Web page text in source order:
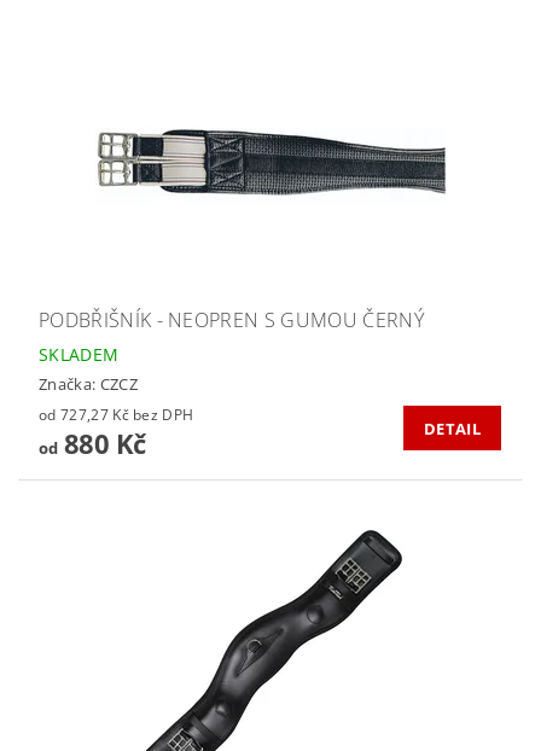
PODBŘIŠNÍK - NEOPREN S GUMOU ČERNÝ
SKLADEM
Značka: CZCZ
od 727,27 Kč bez DPH
od880 Kč DETAIL